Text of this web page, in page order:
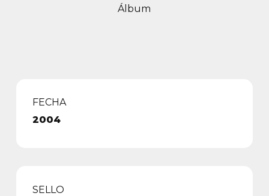
Álbum
FECHA
2004
SELLO